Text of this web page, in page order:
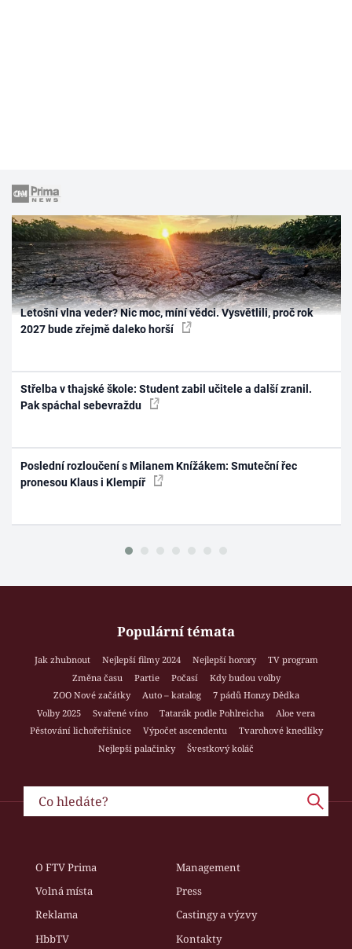
Letošní vlna veder? Nic moc, míní vědci. Vysvětlili, proč rok
2027 bude zřejmě daleko horší
Střelba v thajské škole: Student zabil učitele a další zranil.
Pak spáchal sebevraždu
Poslední rozloučení s Milanem Knížákem: Smuteční řec
pronesou Klaus i Klempíř
Populární témata
Jak zhubnout Nejlepší filmy 2024 Nejlepší horory
TV program
Změna času
Partie Počasí
Kdy budou volby
ZOO Nové začátky
Auto – katalog
7 pádů Honzy Dědka
Volby 2025
Svařené víno Tatarák podle Pohlreicha
Aloe vera
Pěstování lichořeřišnice
Výpočet ascendentu
Tvarohové knedlíky
Nejlepší palačinky
Švestkový koláč
O FTV Prima
Management
Volná místa
Press
Reklama
Castingy a výzvy
HbbTV
Kontakty